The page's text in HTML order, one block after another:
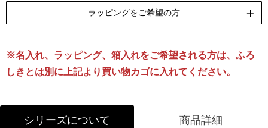
ラッピングをご希望の方
リボン包装
[無料]
のし包装
[無料]
箱Sサイズ
[有料]
※名入れ、ラッピング、箱入れをご希望される方は、ふろ
しきとは別に上記より買い物カゴに入れてください。
シリーズについて 商品詳細